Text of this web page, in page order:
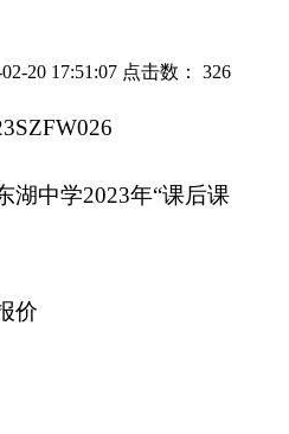
20 17:51:07 点击数： 326
湖中学2023年“课后课
价